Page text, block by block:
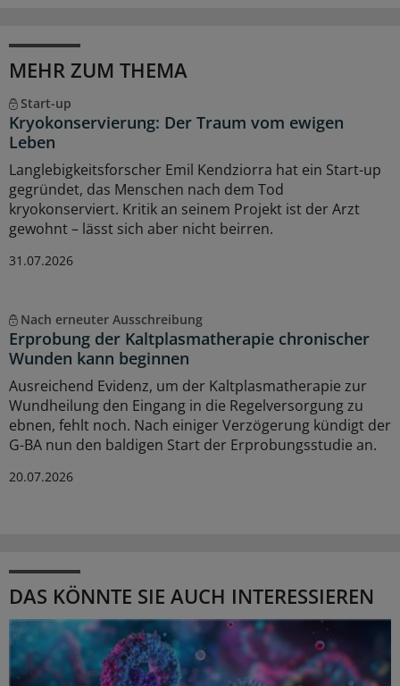
MEHR ZUM THEMA
Start-up
Kryokonservierung: Der Traum vom ewigen
Leben
Langlebigkeitsforscher Emil Kendziorra hat ein Start-up
gegründet, das Menschen nach dem Tod
kryokonserviert. Kritik an seinem Projekt ist der Arzt
gewohnt – lässt sich aber nicht beirren.
31.07.2026
Nach erneuter Ausschreibung
Erprobung der Kaltplasmatherapie chronischer
Wunden kann beginnen
Ausreichend Evidenz, um der Kaltplasmatherapie zur
Wundheilung den Eingang in die Regelversorgung zu
ebnen, fehlt noch. Nach einiger Verzögerung kündigt der
G-BA nun den baldigen Start der Erprobungsstudie an.
20.07.2026
DAS KÖNNTE SIE AUCH INTERESSIEREN